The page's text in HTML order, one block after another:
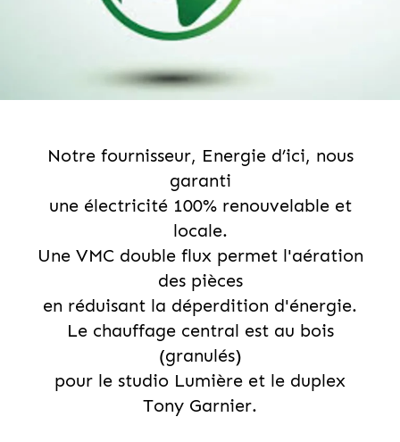
Notre fournisseur, Energie d’ici, nous
garanti
une électricité 100% renouvelable et
locale.
Une VMC double flux permet l'aération
des pièces
en réduisant la déperdition d'énergie.
Le chauffage central est au bois
(granulés)
pour le studio Lumière et le duplex
Tony Garnier.